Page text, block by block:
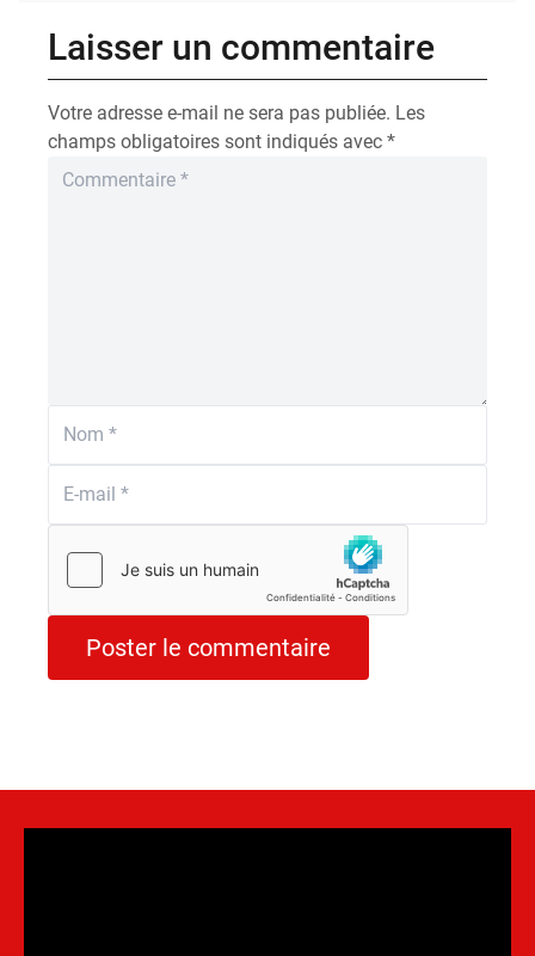
Laisser un commentaire
Votre adresse e-mail ne sera pas publiée. Les
champs obligatoires sont indiqués avec *